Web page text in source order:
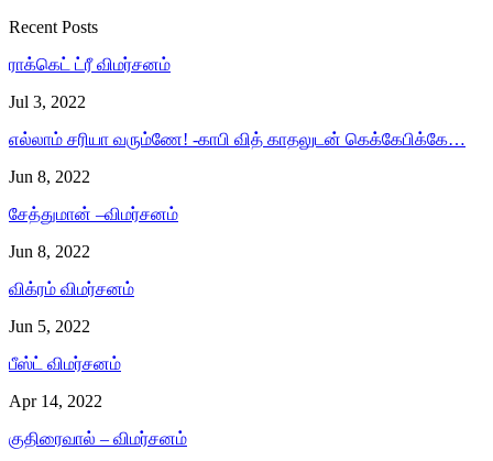
Recent Posts
ராக்கெட் ட்ரீ விமர்சனம்
Jul 3, 2022
எல்லாம் சரியா வரும்ணே! -காபி வித் காதலுடன் கெக்கேபிக்கே…
Jun 8, 2022
சேத்துமான் –விமர்சனம்
Jun 8, 2022
விக்ரம் விமர்சனம்
Jun 5, 2022
பீஸ்ட் விமர்சனம்
Apr 14, 2022
குதிரைவால் – விமர்சனம்